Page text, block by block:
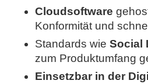
Cloudsoftware
Konformität und
Standards wie Social
zum Produktumfang
Einsetzbar in der